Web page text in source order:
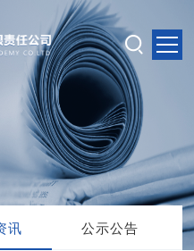
讯 公示公告